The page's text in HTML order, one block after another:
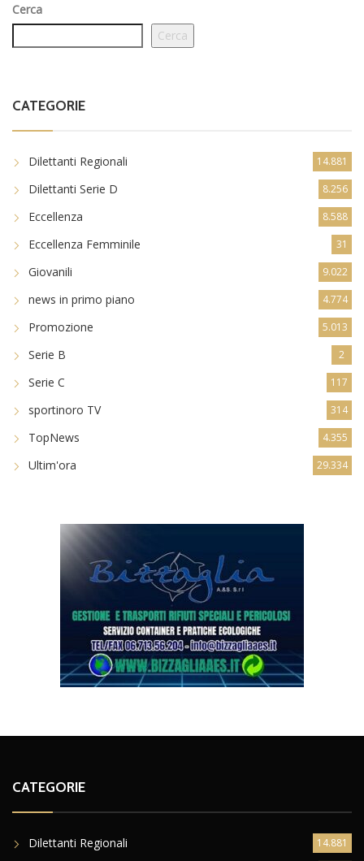
Cerca
Cerca
CATEGORIE
Dilettanti Regionali 14.881
Dilettanti Serie D 8.256
Eccellenza 8.588
Eccellenza Femminile 31
Giovanili 9.022
news in primo piano 4.774
Promozione 5.013
Serie B 2
Serie C 117
sportinoro TV 314
TopNews 4.355
Ultim'ora 29.334
CATEGORIE
Dilettanti Regionali 14.881